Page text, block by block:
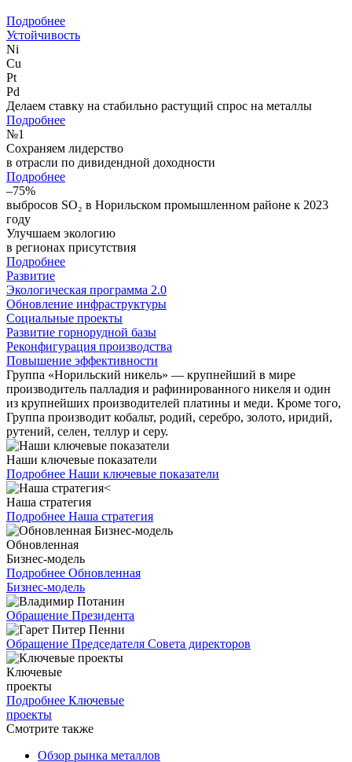
Подробнее
Устойчивость
Ni
Cu
Pt
Pd
Делаем ставку на стабильно растущий спрос на металлы
Подробнее
№1
Сохраняем лидерство
в отрасли по дивидендной доходности
Подробнее
–75%
выбросов SO₂ в Норильском промышленном районе к 2023
году
Улучшаем экологию
в регионах присутствия
Подробнее
Развитие
Экологическая программа 2.0
Обновление инфраструктуры
Социальные проекты
Развитие горнорудной базы
Реконфигурация производства
Повышение эффективности
Группа «Норильский никель» — крупнейший в мире
производитель палладия и рафинированного никеля и один
из крупнейших производителей платины и меди. Кроме того,
Группа производит кобальт, родий, серебро, золото, иридий,
рутений, селен, теллур и серу.
Наши ключевые показатели
Подробнее Наши ключевые показатели
Наша стратегия
Подробнее Наша стратегия
Обновленная
Бизнес-модель
Подробнее Обновленная
Бизнес-модель
Обращение Президента
Обращение Председателя Совета директоров
Ключевые
проекты
Подробнее Ключевые
проекты
Смотрите также
Обзор рынка металлов